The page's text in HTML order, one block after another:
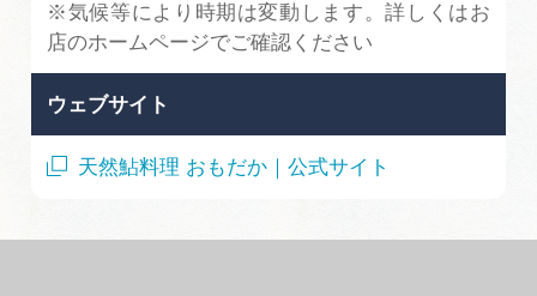
※気候等により時期は変動します。詳しくはお
店のホームページでご確認ください
ウェブサイト
天然鮎料理 おもだか｜公式サイト